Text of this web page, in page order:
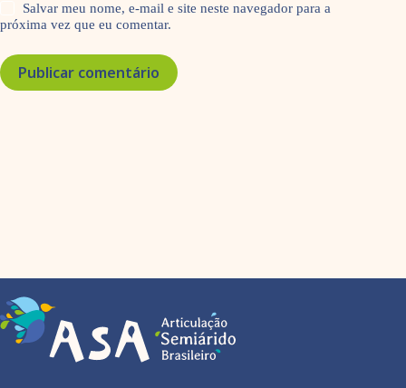
Salvar meu nome, e-mail e site neste navegador para a
próxima vez que eu comentar.
Publicar comentário